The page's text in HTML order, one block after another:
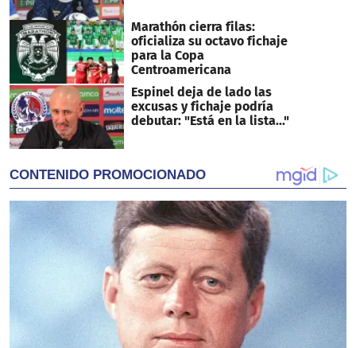
Marathón cierra filas:
oficializa su octavo fichaje
para la Copa
Centroamericana
Espinel deja de lado las
excusas y fichaje podría
debutar: "Está en la lista..."